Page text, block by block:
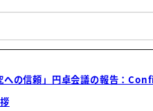
への信頼」円卓会議の報告：